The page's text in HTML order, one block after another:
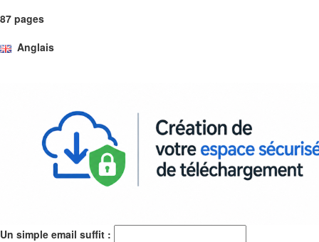
87 pages
Anglais
Un simple email suffit :